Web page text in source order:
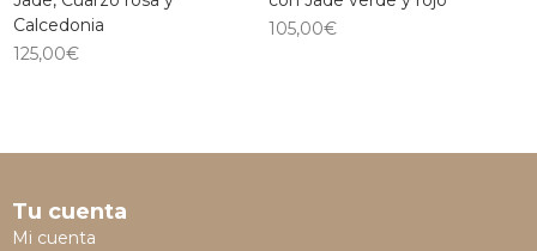
Calcedonia
125,00€
105,00€
Tu cuenta
Mi cuenta